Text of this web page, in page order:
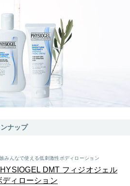
PURE’D 100 PERFECTION
美肌フローリズム
belif
PHYSIOGEL
STEFANY AGING
BIVABOO（ビバブー）
ヘルスサポート
水
ボディケア
ボディソープ
入浴剤
UVケア
ング）
ェルーチェ）
）
正規品）
ナップ
みんなで使える低刺激性ボディローション
DMT フィジオジェル
ディローション